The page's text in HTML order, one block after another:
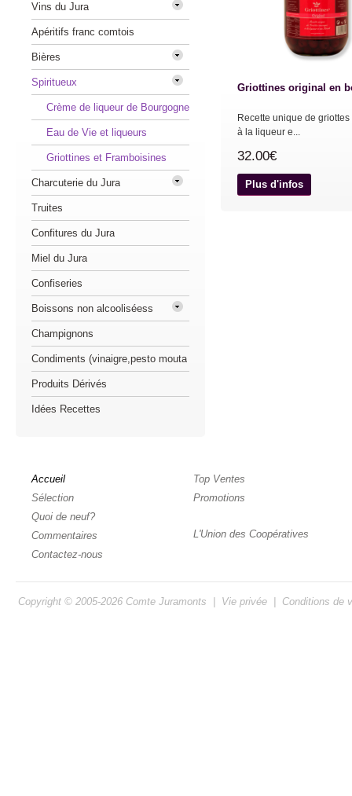
Griottines original en
Recette unique de
à la liqueur e...
32.00€
Plus d'infos
Vins du Jura
Apéritifs franc comtois
Bières
Spiritueux
Crème de liqueur de Bourgogne
Eau de Vie et liqueurs
Griottines et Framboisines
Charcuterie du Jura
Truites
Confitures du Jura
Miel du Jura
Confiseries
Boissons non alcooliséess
Champignons
Condiments (vinaigre,pesto mouta
Produits Dérivés
Idées Recettes
Accueil
Sélection
Quoi de neuf?
Commentaires
Contactez-nous
Top Ventes
Promotions
L'Union des Coopératives
Copyright © 2005-2026 Comte Juramonts Vie privée Conditions de